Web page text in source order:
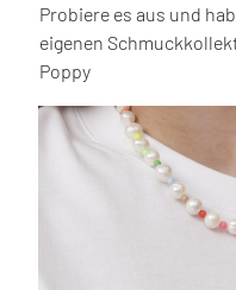
Probiere es aus und
eigenen
Poppy